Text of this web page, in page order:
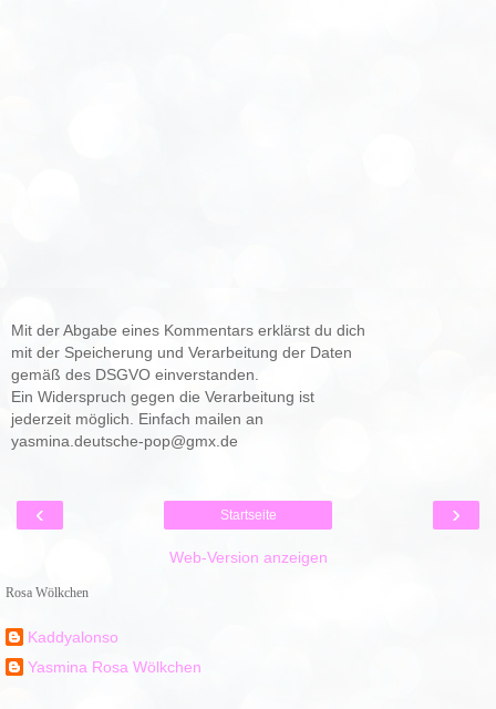
Mit der Abgabe eines Kommentars erklärst du dich
mit der Speicherung und Verarbeitung der Daten
gemäß des DSGVO einverstanden.
Ein Widerspruch gegen die Verarbeitung ist
jederzeit möglich. Einfach mailen an
yasmina.deutsche-pop@gmx.de
‹ ›
Startseite
Web-Version anzeigen
Rosa Wölkchen
Kaddyalonso
Yasmina Rosa Wölkchen